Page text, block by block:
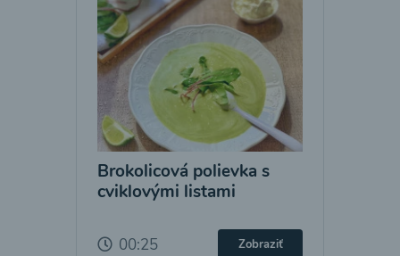
Brokolicová polievka s
cviklovými listami
00:25 Zobraziť